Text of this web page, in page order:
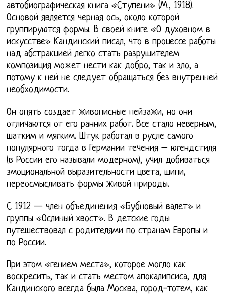
автобиографическая книга «Ступени» (М., 1918).
Основой является черная ось, около которой
группируются формы. В своей книге «О духовном в
искусстве» Кандинский писал, что в процессе работы
над абстракцией легко стать разрушителем
композиция может нести как добро, так и зло, а
потому к ней не следует обращаться без внутренней
необходимости.
Он опять создает живописные пейзажи, но они
отличаются от его ранних работ. Все стало неверным,
шатким и мягким. Штук работал в русле самого
популярного тогда в Германии течения – югендстиля
(в России его называли модерном), учил добиваться
эмоциональной выразительности цвета, шипи,
переосмысливать формы живой природы.
С 1912 — член объединения «Бубновый валет» и
группы «Ослиный хвост». В детские годы
путешествовал с родителями по странам Европы и
по России.
При этом «гением места», которое могло как
воскресить, так и стать местом апокалипсиса, для
Кандинского всегда была Москва, город-тотем, как